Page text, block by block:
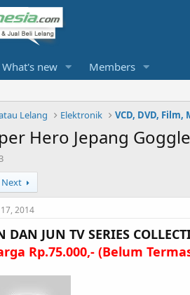
What's new Members
Lelang Elektronik VCD, DVD,
Hero Jepang
Next
17, 2014
DAN JUN TV SERIES
Rp.75.000,- (Belum